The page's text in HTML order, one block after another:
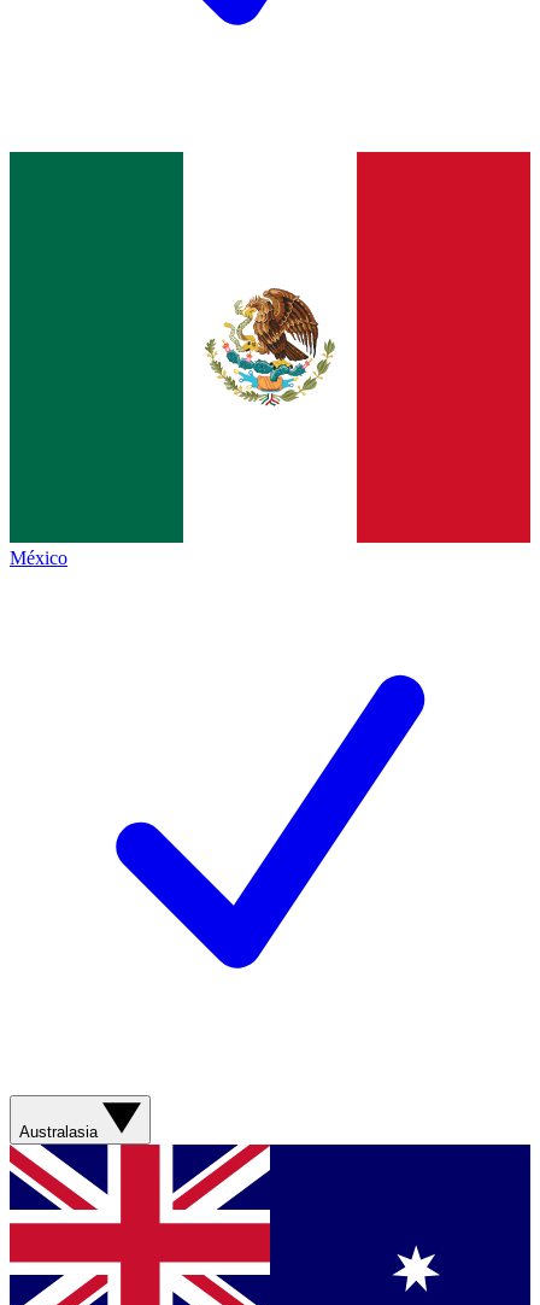
México
Australasia